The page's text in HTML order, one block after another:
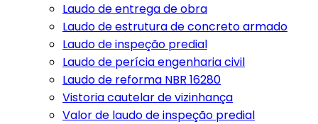
Laudo de entrega de obra
Laudo de estrutura de concreto armado
Laudo de inspeção predial
Laudo de perícia engenharia civil
Laudo de reforma NBR 16280
Vistoria cautelar de vizinhança
Valor de laudo de inspeção predial